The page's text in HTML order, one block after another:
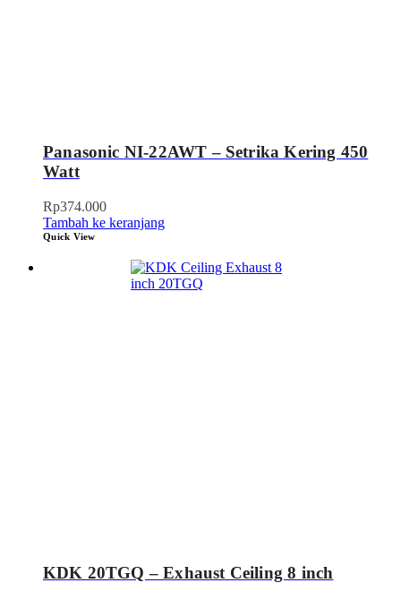
Panasonic NI-22AWT – Setrika Kering 450
Watt
Rp374.000
Tambah ke keranjang
Quick View
KDK 20TGQ – Exhaust Ceiling 8 inch